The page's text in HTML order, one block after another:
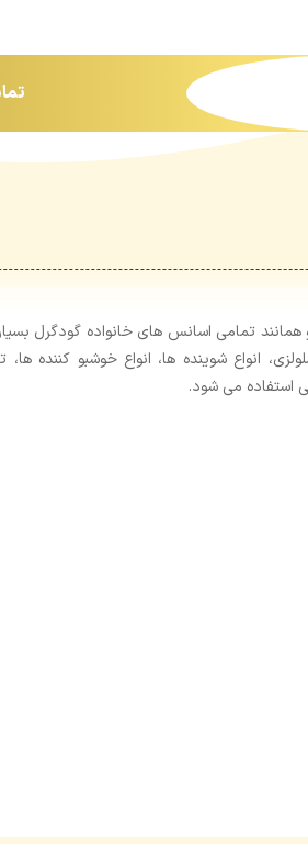
تمامی اسانس های خانواده گودگرل
انواع شوینده ها، انواع خوشبو کننده
استفاده می شود.